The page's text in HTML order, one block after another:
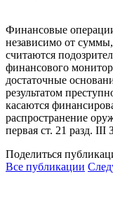
Финансовые
независимо от
считаются
финансового
достаточные
результатом
касаются
распространение
первая ст. 21 разд.
Поделиться
Все публикации